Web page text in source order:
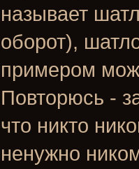
называет
оборот),
примером
Повторюсь -
что никто
ненужно